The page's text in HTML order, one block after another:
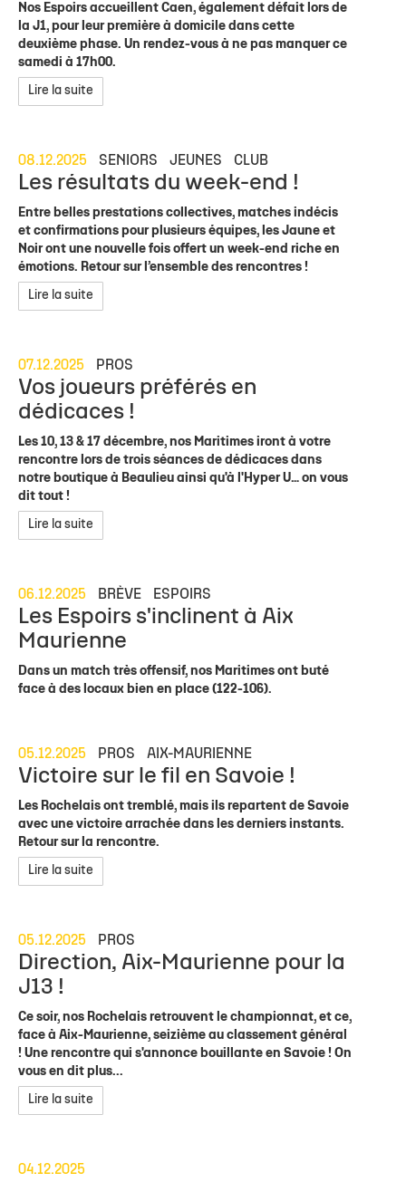
Nos Espoirs accueillent Caen, également défait lors de
la J1, pour leur première à domicile dans cette
deuxième phase. Un rendez-vous à ne pas manquer ce
samedi à 17h00.
Lire la suite
08.12.2025 SENIORS JEUNES CLUB
Les résultats du week-end !
Entre belles prestations collectives, matches indécis
et confirmations pour plusieurs équipes, les Jaune et
Noir ont une nouvelle fois offert un week-end riche en
émotions. Retour sur l’ensemble des rencontres !
Lire la suite
07.12.2025 PROS
Vos joueurs préférés en
dédicaces !
Les 10, 13 & 17 décembre, nos Maritimes iront à votre
rencontre lors de trois séances de dédicaces dans
notre boutique à Beaulieu ainsi qu'à l'Hyper U… on vous
dit tout !
Lire la suite
06.12.2025 BRÈVE ESPOIRS
Les Espoirs s'inclinent à Aix
Maurienne
Dans un match très offensif, nos Maritimes ont buté
face à des locaux bien en place (122-106).
05.12.2025 PROS AIX-MAURIENNE
Victoire sur le fil en Savoie !
Les Rochelais ont tremblé, mais ils repartent de Savoie
avec une victoire arrachée dans les derniers instants.
Retour sur la rencontre.
Lire la suite
05.12.2025 PROS
Direction, Aix-Maurienne pour la
J13 !
Ce soir, nos Rochelais retrouvent le championnat, et ce,
face à Aix-Maurienne, seizième au classement général
! Une rencontre qui s'annonce bouillante en Savoie ! On
vous en dit plus...
Lire la suite
04.12.2025